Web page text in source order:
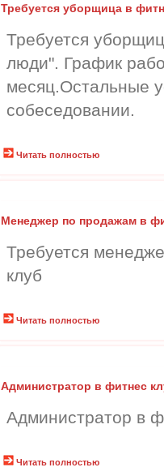
Требуется уборщица в
Требуется
люди". График
месяц.Остальные
собеседовании.
Читать полностью
Менеджер по продажам в
Требуется
клуб
Читать полностью
Администратор в фитнес
Администратор в
Читать полностью